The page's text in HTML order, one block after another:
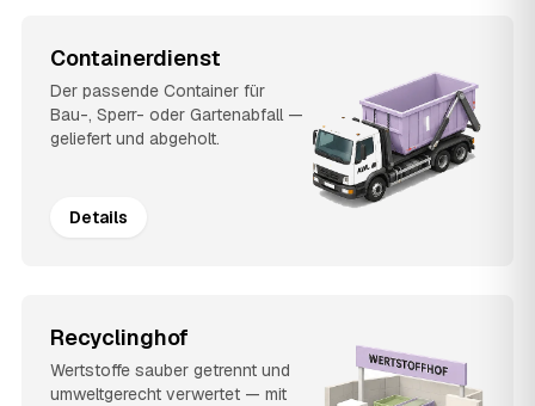
Containerdienst
Der passende Container für
Bau-, Sperr- oder Gartenabfall —
geliefert und abgeholt.
Details
Recyclinghof
Wertstoffe sauber getrennt und
umweltgerecht verwertet — mit